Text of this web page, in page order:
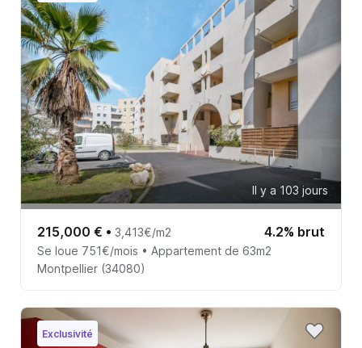
Il y a 103 jours
215,000 € • 3,413€/m2 4.2% brut
Se loue 751€/mois • Appartement de 63m2
Montpellier (34080)
Exclusivité